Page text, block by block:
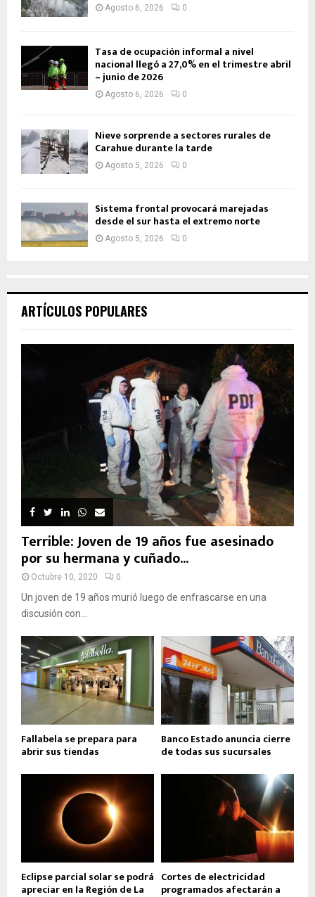
Agosto 6, 2026 0
Tasa de ocupación informal a nivel
nacional llegó a 27,0% en el trimestre abril
– junio de 2026
Agosto 6, 2026 0
Nieve sorprende a sectores rurales de
Carahue durante la tarde
Agosto 5, 2026 0
Sistema frontal provocará marejadas
desde el sur hasta el extremo norte
Agosto 5, 2026 0
ARTÍCULOS POPULARES
Terrible: Joven de 19 años fue asesinado
por su hermana y cuñado...
Octubre 10, 2020 0
Un joven de 19 años murió luego de enfrascarse en una
discusión con...
Fallabela se prepara para
abrir sus tiendas
Banco Estado anuncia cierre
de todas sus sucursales
Eclipse parcial solar se podrá
apreciar en la Región de La
Cortes de electricidad
programados afectarán a